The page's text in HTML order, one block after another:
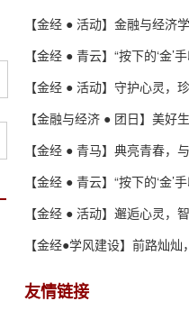
【金经 ● 活动】金融与经济
【金经 ● 青云】“按下的‘金’
【金经 ● 活动】守护心灵，
【金融与经济 ● 团日】美好
【金经 ● 青马】典亮青春，
【金经 ● 青云】“按下的‘金’
【金经 ● 活动】邂逅心灵，
【金经●学风建设】前路灿
友情链接